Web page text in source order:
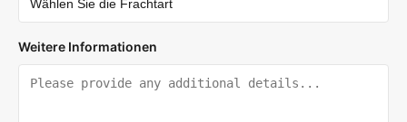
Weitere Informationen